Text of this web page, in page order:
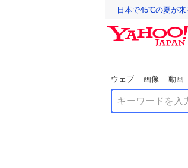
日本で45℃の夏が
ウェブ 画像 動画